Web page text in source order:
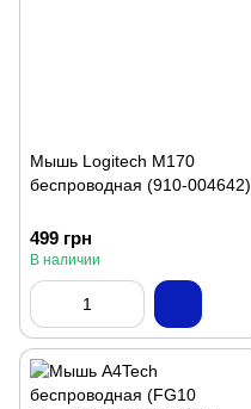
Мышь Logitech M170
беспроводная (910-004642)
499 грн
В наличии